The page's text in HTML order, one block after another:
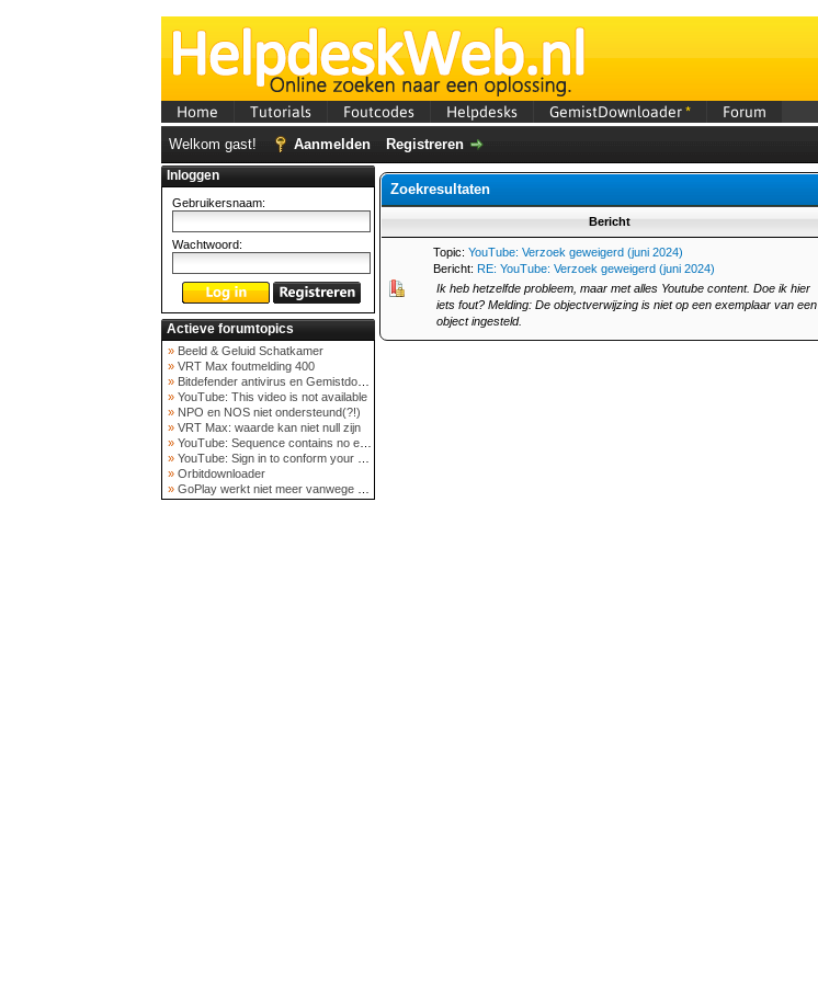
Home Tutorials Foutcodes Helpdesks GemistDownloader* Forum
Welkom gast! Aanmelden Registreren
Inloggen
Gebruikersnaam:
Wachtwoord:
Actieve forumtopics
» Beeld & Geluid Schatkamer
» VRT Max foutmelding 400
» Bitdefender antivirus en Gemistdowloader
» YouTube: This video is not available
» NPO en NOS niet ondersteund(?!)
» VRT Max: waarde kan niet null zijn
» YouTube: Sequence contains no elements
» YouTube: Sign in to conform your not a bot
» Orbitdownloader
» GoPlay werkt niet meer vanwege nieuwe webadres
Zoekresultaten
Bericht
Topic: YouTube: Verzoek geweigerd (juni 2024)
Bericht: RE: YouTube: Verzoek geweigerd (juni 2024)
Ik heb hetzelfde probleem, maar met alles Youtube content. Doe ik hier
iets fout? Melding: De objectverwijzing is niet op een exemplaar van een
object ingesteld.